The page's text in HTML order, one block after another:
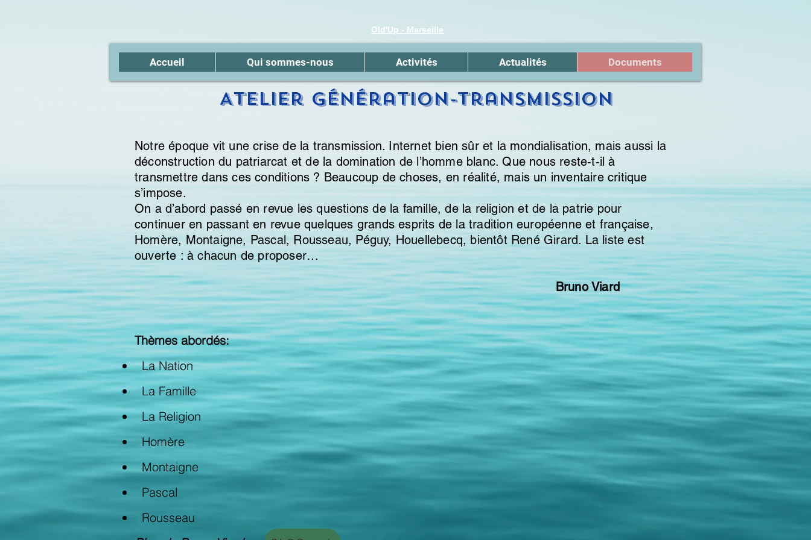
Old'Up - Marseille
Accueil Qui sommes-nous Activités Actualités Documents
Atelier Génération-Transmission
Notre époque vit une crise de la transmission. Internet bien sûr et la mondialisation, mais aussi la
déconstruction du patriarcat et de la domination de l’homme blanc. Que nous reste-t-il à
transmettre dans ces conditions ? Beaucoup de choses, en réalité, mais un inventaire critique
s’impose.
On a d’abord passé en revue les questions de la famille, de la religion et de la patrie pour
continuer en passant en revue quelques grands esprits de la tradition européenne et française,
Homère, Montaigne, Pascal, Rousseau, Péguy, Houellebecq, bientôt René Girard. La liste est
ouverte : à chacun de proposer…
Bruno Viard
Thèmes abordés:
La Nation
La Famille
La Religion
Homère
Montaigne
Pascal
Rousseau